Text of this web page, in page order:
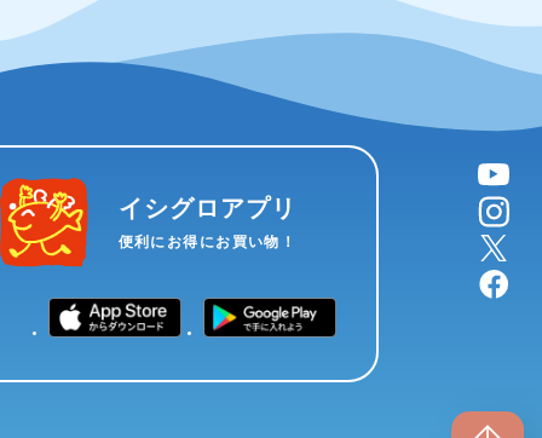
イシグロアプリ
便利にお得にお買い物！
YouTube
instagram
X
facebook